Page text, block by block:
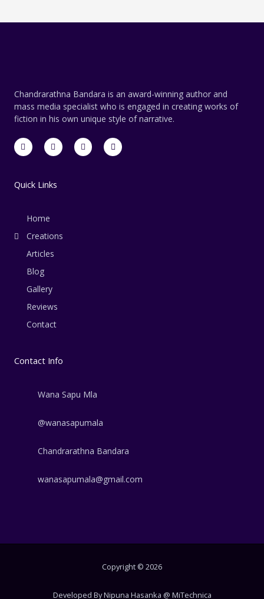
Chandrarathna Bandara is an award-winning author and
mass media specialist who is engaged in creating works of
fiction in his own unique style of narrative.
F
a
c
o
o
T
w
i
e
r
L
i
n
E
n
v
Quick Links
Home
Creations
Articles
Blog
Gallery
Reviews
Contact
Contact Info
Wana Sapu Mla
@wanasapumala
Chandrarathna Bandara
wanasapumala@gmail.com
Copyright © 2026
Developed By Nipuna Hasanka @ MiTechnica